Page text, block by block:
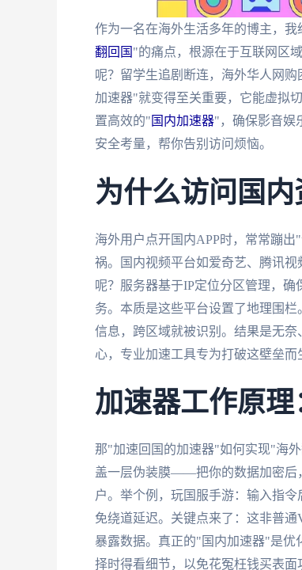
作为一名在海外生活多年的博主，
翻回国 "的痛点，根源在于互联网区
呢？留学生追剧断连，海外华人网
加速器"就变得至关重要，它能虚拟
置高效的" 国内加速器"，确保影音娱
安全考量，帮你告别访问烦恼。
为什么访问国内
海外用户点开国内APP时，常常蹦
祸。国内视频平台如爱奇艺、腾讯
呢？服务器基于IP定位分区管理，
务。本质是这些平台设置了地理围
信息，跨区域就被识别。结果是无
心，专业加速工具专为打破这壁垒而
加速器工作原
那"加速回国的加速器"如何实现"海
盖一层伪装膜——把你的数据加密后
户。举个例，玩国服手游：输入指
免绕道延迟。关键点来了：这非普
暴露数据。真正的"国内加速器"是优
择时得看细节，以免花冤枉钱买表面